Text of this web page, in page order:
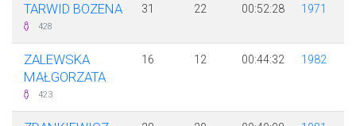
TARWID BOZENA
428
31 22 00:52:28 1971
ZALEWSKA
MAŁGORZATA
423
16 12 00:44:32 1982